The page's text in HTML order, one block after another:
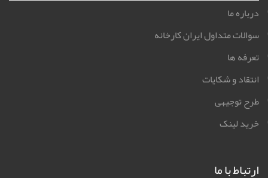
درباره ما
سوالات متداول ایران کارخانه
تعرفه ها
انتقاد و شکایات
طرح توجیهی
خرید لینک
ارتباط با ما